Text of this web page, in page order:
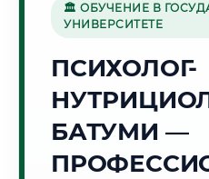
🌊
Г.
Точное
🏛 ОБУЧЕНИЕ В
УНИВЕРСИТЕТЕ
ПСИХОЛОГ-
БАТУМИ —